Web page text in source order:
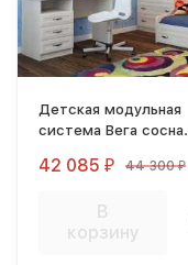
Детская модульная
система Вега сосна
42 085 ₽ 44 300₽
В
корзину